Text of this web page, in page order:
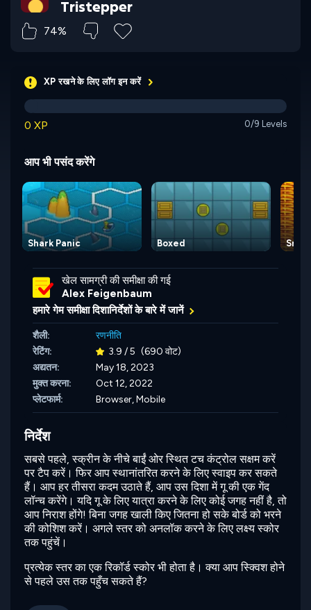
Tristepper
74%
XP रखने के लिए लॉग इन करें
0 XP 0/9 Levels
आप भी पसंद करेंगे
Shark Panic Boxed
खेल सामग्री की समीक्षा की गई
Alex Feigenbaum
हमारे गेम समीक्षा दिशानिर्देशों के बारे में जानें
शैली:
रणनीति
रेटिंग:
3.9 / 5 (690 वोट)
अद्यतन:
May 18, 2023
मुक्त करना:
Oct 12, 2022
प्लेटफार्म:
Browser, Mobile
निर्देश
सबसे पहले, स्क्रीन के नीचे बाईं ओर स्थित टच कंट्रोल सक्षम करें
पर टैप करें। फिर आप स्थानांतरित करने के लिए स्वाइप कर सकते
हैं। आप हर तीसरा कदम उठाते हैं, आप उस दिशा में गू की एक गेंद
लॉन्च करेंगे। यदि गू के लिए यात्रा करने के लिए कोई जगह नहीं है, तो
आप निराश होंगे! बिना जगह खाली किए जितना हो सके बोर्ड को भरने
की कोशिश करें। अगले स्तर को अनलॉक करने के लिए लक्ष्य स्कोर
तक पहुंचें।
प्रत्येक स्तर का एक रिकॉर्ड स्कोर भी होता है। क्या आप स्क्विश होने
से पहले उस तक पहुँच सकते हैं?